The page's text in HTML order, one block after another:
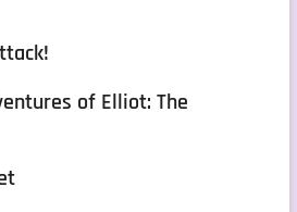
of Elliot: The